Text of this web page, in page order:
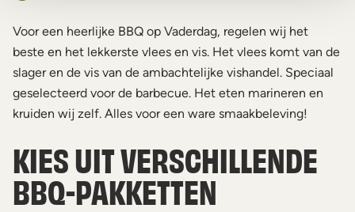
Voor een heerlijke BBQ op Vaderdag, regelen wij het
beste en het lekkerste vlees en vis. Het vlees komt van de
slager en de vis van de ambachtelijke vishandel. Speciaal
geselecteerd voor de barbecue. Het eten marineren en
kruiden wij zelf. Alles voor een ware smaakbeleving!
KIES UIT VERSCHILLENDE
BBQ-PAKKETTEN